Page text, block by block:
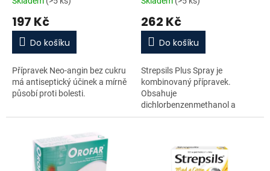
197 Kč
Do košíku
Přípravek Neo-angin bez cukru
má antiseptický účinek a mírně
působí proti bolesti.
262 Kč
Do košíku
Strepsils Plus Spray je
kombinovaný přípravek.
Obsahuje
dichlorbenzenmethanol a
amylmetakresol,...